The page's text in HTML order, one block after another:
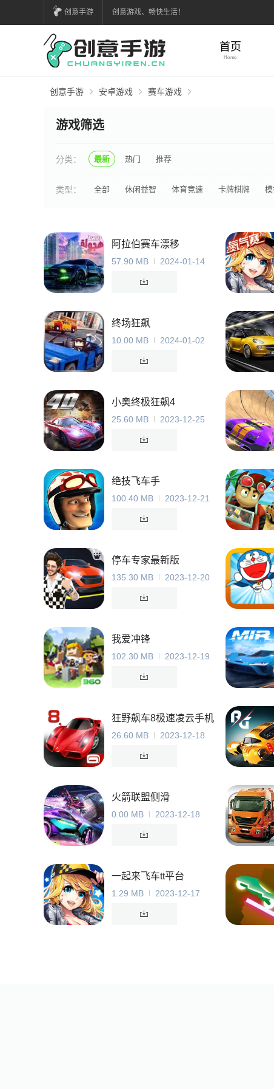
创意手游 创意游戏、畅快生活！
首页
Home
创意手游 安卓游戏 赛车游戏
游戏筛选
分类： 最新 热门 推荐
类型： 全部 休闲益智 体育竞速 卡牌棋牌
阿拉伯赛车漂移
57.90 MB 2024-01-14
终场狂飙
10.00 MB 2024-01-02
小奥终极狂飙4
25.60 MB 2023-12-25
绝技飞车手
100.40 MB 2023-12-21
停车专家最新版
135.30 MB 2023-12-20
我爱冲锋
102.30 MB 2023-12-19
狂野飙车8极速凌云手机
版
26.60 MB 2023-12-18
火箭联盟侧滑
0.00 MB 2023-12-18
一起来飞车tt平台
1.29 MB 2023-12-17